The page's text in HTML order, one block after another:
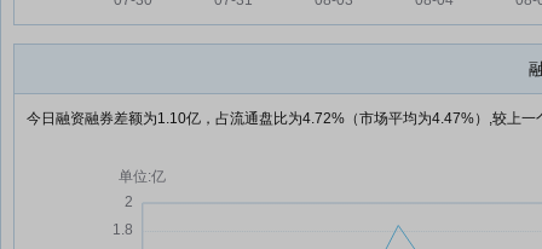
今日融资融券差额为1.10亿，占流通盘比为4.72%（市场平均为4.47%）,较上一